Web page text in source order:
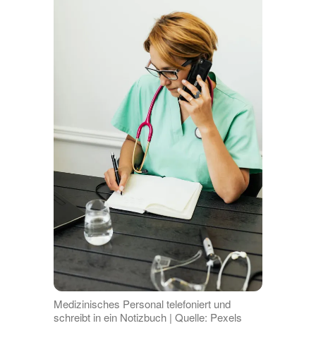
Medizinisches Personal telefoniert und
schreibt in ein Notizbuch | Quelle: Pexels